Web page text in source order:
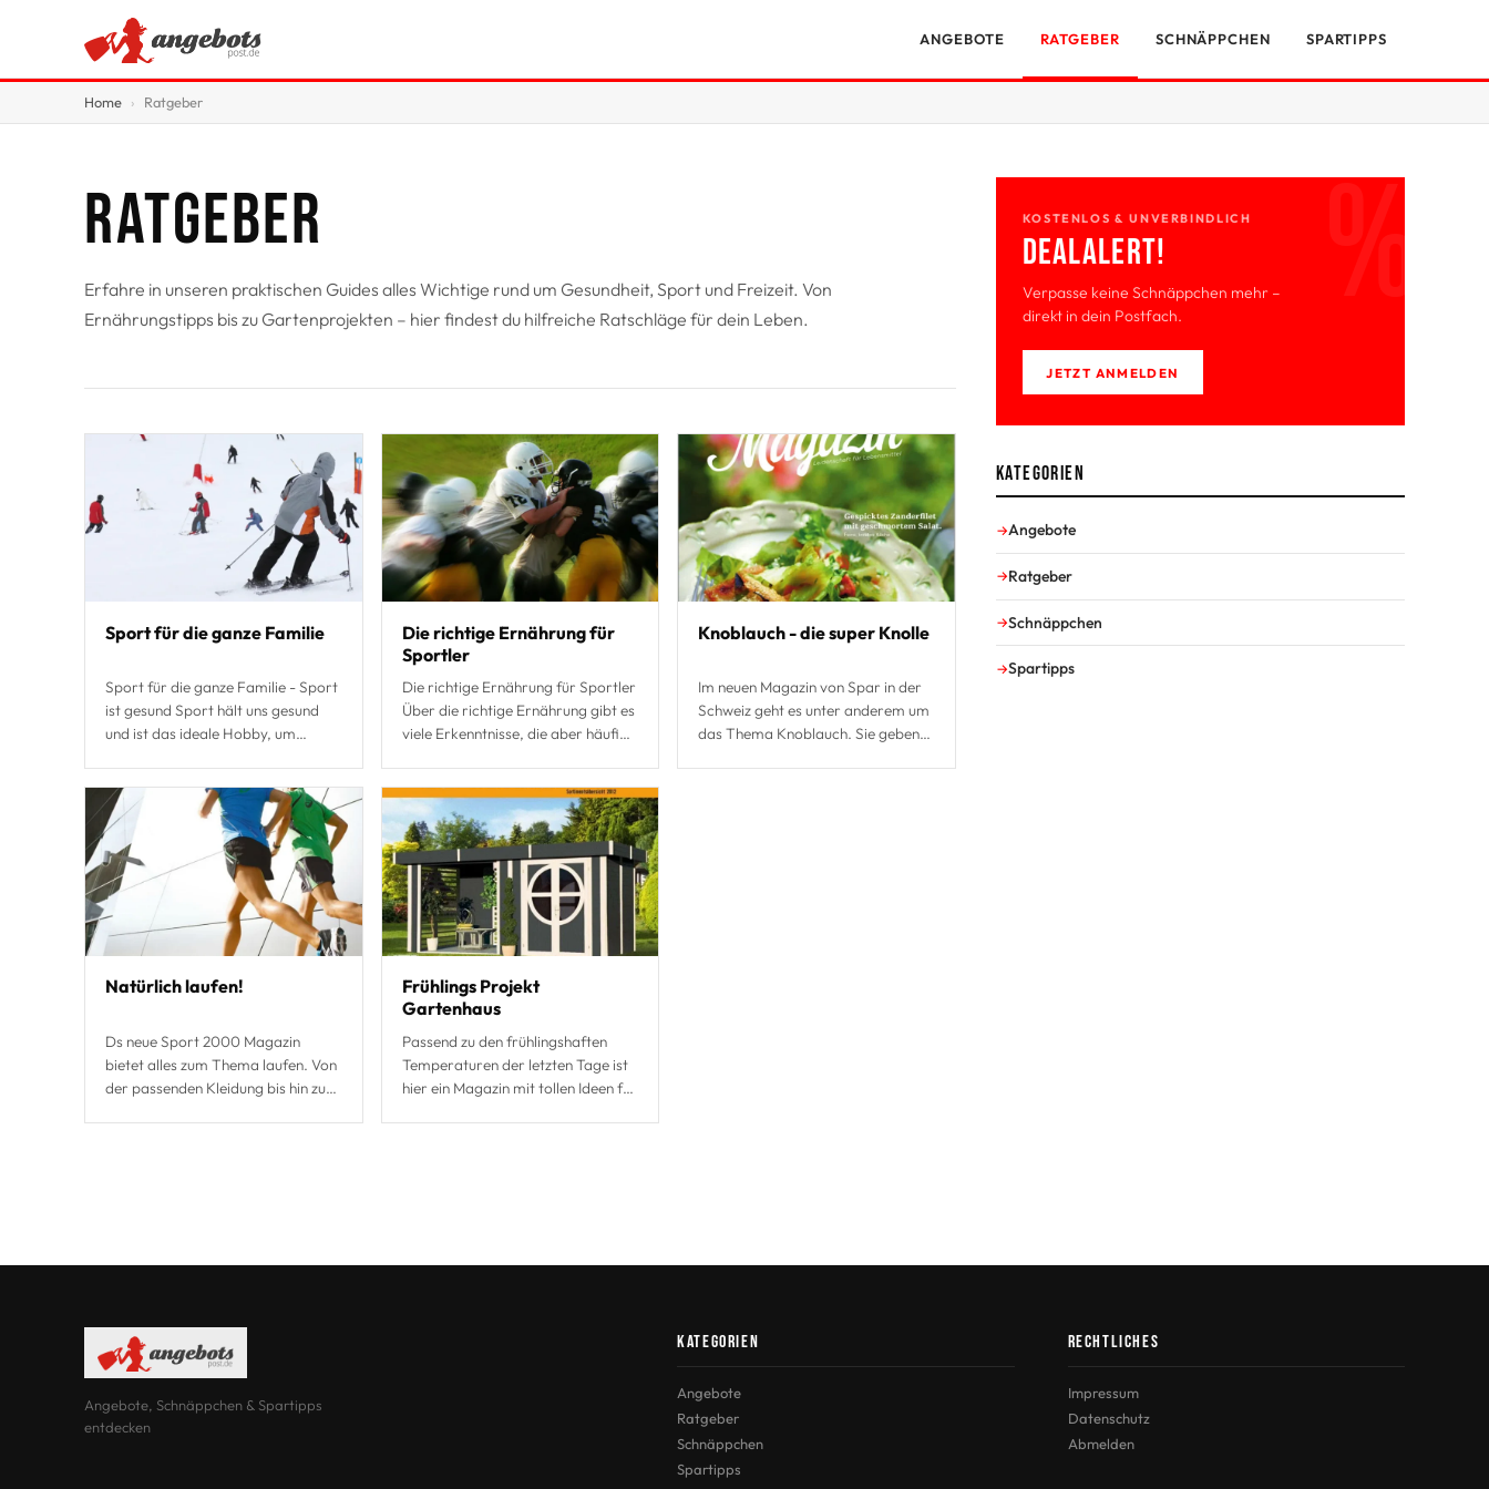
ANGEBOTE RATGEBER SCHNÄPPCHEN SPARTIPPS
ANGEBOTE
SCHNÄPPCHEN
Home Ratgeber
Ratgeber
Erfahre in unseren praktischen Guides alles Wichtige rund um Gesundheit, Sport und Freizeit. Von
Ernährungstipps bis zu Gartenprojekten – hier findest du hilfreiche Ratschläge für dein Leben.
Sport für die ganze Familie
Sport für die ganze Familie - Sport
ist gesund Sport hält uns gesund
und ist das ideale Hobby, um
Die richtige Ernährung für
Sportler
Die richtige Ernährung für Sportler
Über die richtige Ernährung gibt es
viele Erkenntnisse, die aber häufig
Knoblauch - die super Knolle
Im neuen Magazin von Spar in der
Schweiz geht es unter anderem um
das Thema Knoblauch. Sie geben
Natürlich laufen!
Ds neue Sport 2000 Magazin
bietet alles zum Thema laufen. Von
der passenden Kleidung bis hin zu
Frühlings Projekt
Gartenhaus
Passend zu den frühlingshaften
Temperaturen der letzten Tage ist
hier ein Magazin mit tollen Ideen für
KOSTENLOS & UNVERBINDLICH
Deal­Alert!
Verpasse keine Schnäppchen mehr –
direkt in dein Postfach.
JETZT ANMELDEN
Kategorien
Angebote
Ratgeber
Schnäppchen
Spartipps
Angebote, Schnäppchen & Spartipps
entdecken
Kategorien
Angebote
Ratgeber
Schnäppchen
Spartipps
Rechtliches
Impressum
Datenschutz
Abmelden